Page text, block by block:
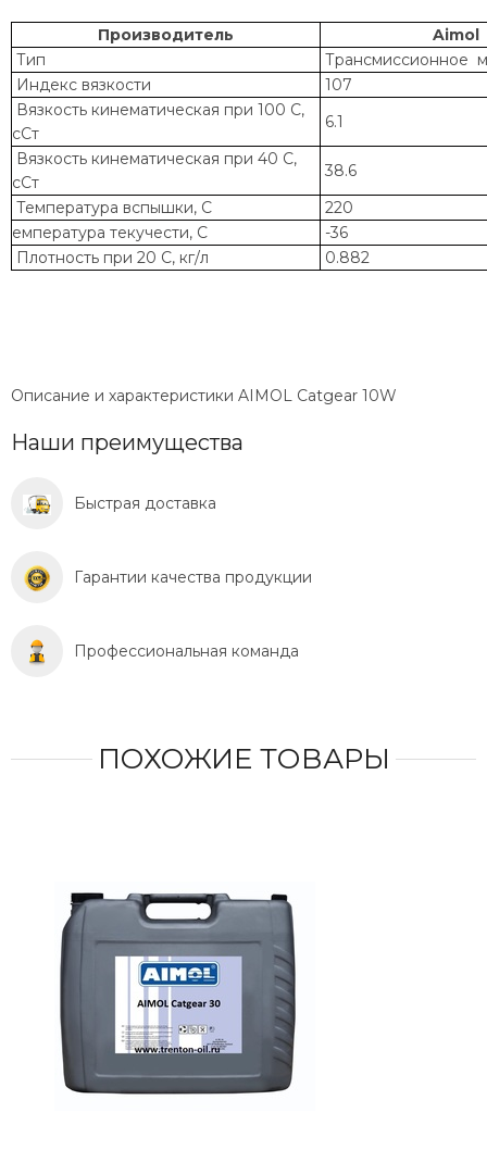
Производитель
Aimol
Тип
Трансмиссионное
Индекс вязкости
107
Вязкость кинематическая при 100 С,
сСт
6.1
Вязкость кинематическая при 40 С,
сСт
38.6
Температура вспышки, С
220
емпература текучести, С
-36
Плотность при 20 С, кг/л
0.882
Описание и характеристики AIMOL Catgear 10W
Наши преимущества
Быстрая доставка
Гарантии качества продукции
Профессиональная команда
ПОХОЖИЕ ТОВАРЫ